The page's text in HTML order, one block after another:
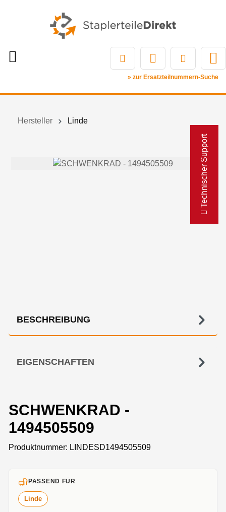
Technischer Support
» zur Ersatzteilnummern-Suche
Hersteller Linde
BESCHREIBUNG
EIGENSCHAFTEN
SCHWENKRAD -
1494505509
Produktnummer: LINDESD1494505509
PASSEND FÜR
Linde